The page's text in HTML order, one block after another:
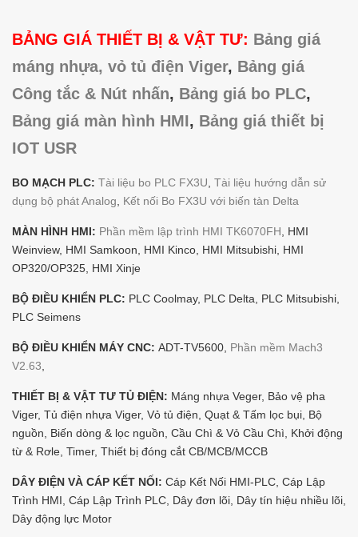
BẢNG GIÁ THIẾT BỊ & VẬT TƯ: Bảng giá
máng nhựa, vỏ tủ điện Viger, Bảng giá
Công tắc & Nút nhấn, Bảng giá bo PLC,
Bảng giá màn hình HMI, Bảng giá thiết bị
IOT USR
BO MẠCH PLC: Tài liệu bo PLC FX3U Tài liệu hướng dẫn sử
dụng bộ phát Analog
Kết nối Bo FX3U với biến tàn Delta
MÀN HÌNH HMI: Phần mềm lập trình HMI TK6070FH , HMI
Weinview, HMI Samkoon, HMI Kinco, HMI Mitsubishi, HMI
OP320/OP325, HMI Xinje
BỘ ĐIỀU KHIỂN PLC: PLC Coolmay, PLC Delta, PLC Mitsubishi,
PLC Seimens
BỘ ĐIỀU KHIỂN MÁY CNC: ADT-TV5600, Phần mềm Mach3
V2.63
THIẾT BỊ & VẬT TƯ TỦ ĐIỆN: Máng nhựa Veger, Bảo vệ pha
Viger, Tủ điện nhựa Viger, Vỏ tủ điện, Quạt & Tấm lọc bụi, Bộ
nguồn, Biến dòng & lọc nguồn, Cầu Chì & Vỏ Cầu Chì, Khởi động
từ & Rơle, Timer, Thiết bị đóng cắt CB/MCB/MCCB
DÂY ĐIỆN VÀ CÁP KẾT NỐI: Cáp Kết Nối HMI-PLC, Cáp Lập
Trình HMI, Cáp Lập Trình PLC, Dây đơn lõi, Dây tín hiệu nhiều lõi,
Dây động lực Motor